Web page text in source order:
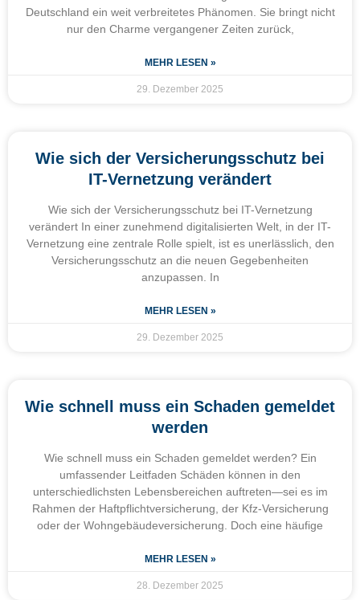
Deutschland ein weit verbreitetes Phänomen. Sie bringt nicht
nur den Charme vergangener Zeiten zurück,
MEHR LESEN »
29. Dezember 2025
Wie sich der Versicherungsschutz bei
IT-Vernetzung verändert
Wie sich der Versicherungsschutz bei IT-Vernetzung
verändert In einer zunehmend digitalisierten Welt, in der IT-
Vernetzung eine zentrale Rolle spielt, ist es unerlässlich, den
Versicherungsschutz an die neuen Gegebenheiten
anzupassen. In
MEHR LESEN »
29. Dezember 2025
Wie schnell muss ein Schaden gemeldet
werden
Wie schnell muss ein Schaden gemeldet werden? Ein
umfassender Leitfaden Schäden können in den
unterschiedlichsten Lebensbereichen auftreten—sei es im
Rahmen der Haftpflichtversicherung, der Kfz-Versicherung
oder der Wohngebäudeversicherung. Doch eine häufige
MEHR LESEN »
28. Dezember 2025